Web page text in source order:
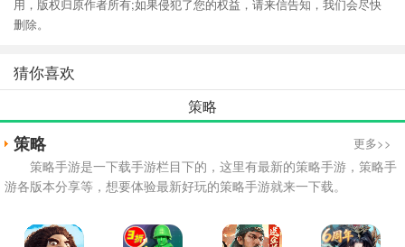
用，版权归原作者所有;如果侵犯了您的权益，请来信告知，我们会尽快
删除。
猜你喜欢
策略
策略 更多>>
策略手游是一下载手游栏目下的，这里有最新的策略手游，策略手
游各版本分享等，想要体验最新好玩的策略手游就来一下载。